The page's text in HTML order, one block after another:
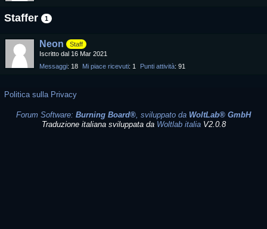
Staffer 1
Neon
Staff
Iscritto dal 16 Mar 2021
Messaggi 18 Mi piace ricevuti 1 Punti attività 91
Politica sulla Privacy
Forum Software: Burning Board®, sviluppato da WoltLab® GmbH
Traduzione italiana sviluppata da Woltlab italiaV2.0.8